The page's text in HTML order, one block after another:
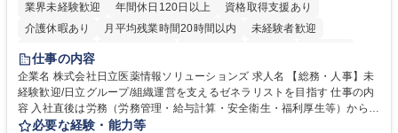
業界未経験歓迎
年間休日120日以上
資格取得支援あり
介護休暇あり
月平均残業時間20時間以内
未経験者歓迎
住宅手当あり
育休あり
完全週休2日制 交通費支給 土日祝休み 寮・社宅あり
仕事の内容
企業名 株式会社日立医薬情報ソリューションズ 求人名 【総務・人事】未
経験歓迎/日立グループ/組織運営を支えるゼネラリストを目指す 仕事の内
容 入社直後は労務（労務管理・給与計算・安全衛生・福利厚生等）からお
任せいたします。将来は総務・採用・教育業務へ守備範囲を広げ、組織運
必要な経験・能力等